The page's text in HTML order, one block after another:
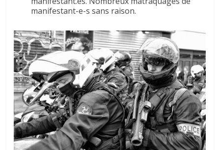
manifestant-e-s sans raison.